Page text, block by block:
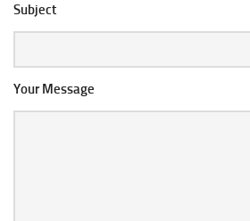
Subject
Your Message